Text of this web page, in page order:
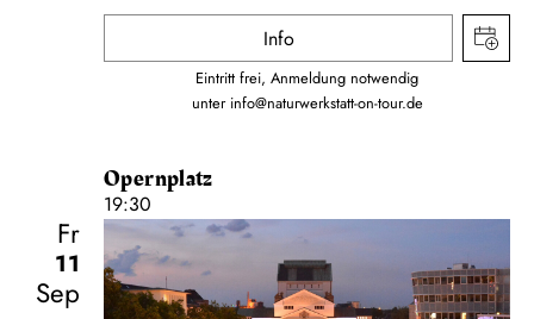
Info
Eintritt frei, Anmeldung notwendig
unter info@naturwerkstatt-on-tour.de
Opernplatz
19:30
Fr
11
Sep